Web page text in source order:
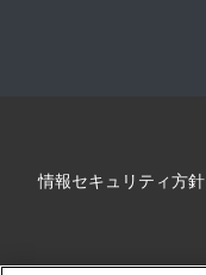
情報セキュリティ方針